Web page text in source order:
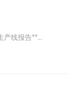
产线报告**